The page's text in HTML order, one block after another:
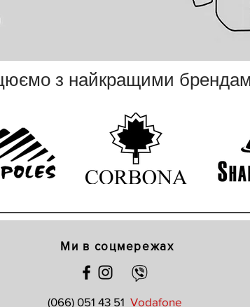
з найкращими
Ми в соцмережах
(066) 051 43 51 Vodafone